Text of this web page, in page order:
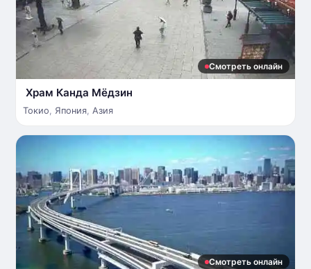
Смотреть онлайн
Храм Канда Мёдзин
Токио, Япония, Азия
Смотреть онлайн